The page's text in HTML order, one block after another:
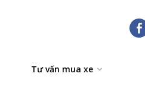
Tư vấn mua xe